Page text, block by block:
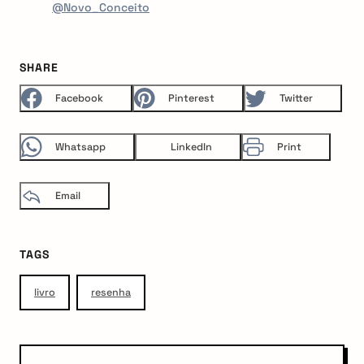
@Novo_Conceito
SHARE
Facebook Pinterest Twitter
Whatsapp LinkedIn Print
Email
TAGS
livro resenha